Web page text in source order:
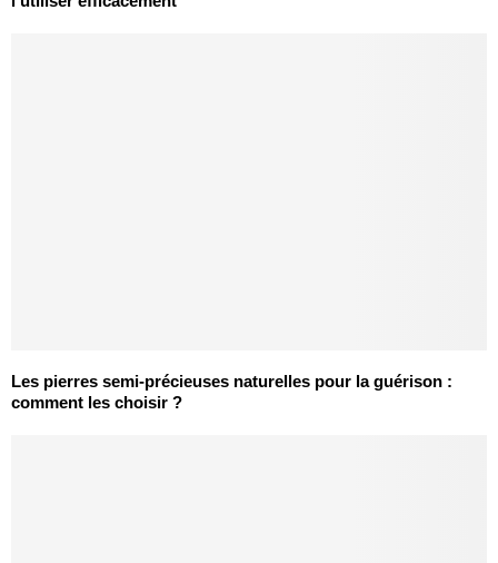
Les pierres semi-précieuses naturelles pour la guérison :
comment les choisir ?